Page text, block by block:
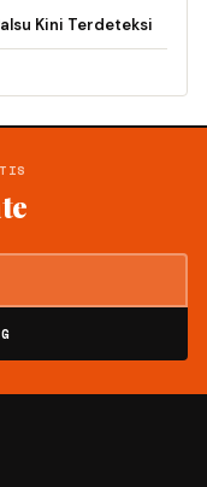
Kini Terdeteksi